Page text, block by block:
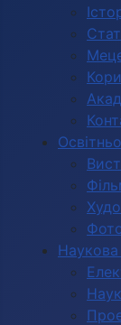
Наукова